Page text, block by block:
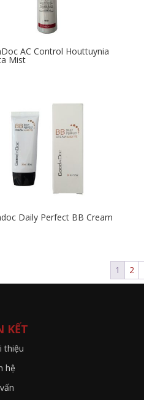
AC Control Houttuynia
Mist
Daily Perfect BB Cream
1 2
KẾT
thiệu
hệ